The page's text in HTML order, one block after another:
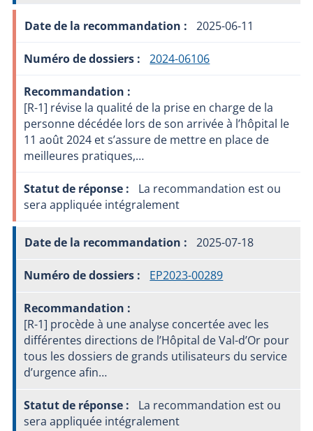
2025-06-11
2024-06106
[R-1] révise la qualité de la prise en charge de la
personne décédée lors de son arrivée à l’hôpital le
11 août 2024 et s’assure de mettre en place de
meilleures pratiques,…
La recommandation est ou
sera appliquée intégralement
2025-07-18
EP2023-00289
[R-1] procède à une analyse concertée avec les
différentes directions de l’Hôpital de Val-d’Or pour
tous les dossiers de grands utilisateurs du service
d’urgence afin…
La recommandation est ou
sera appliquée intégralement